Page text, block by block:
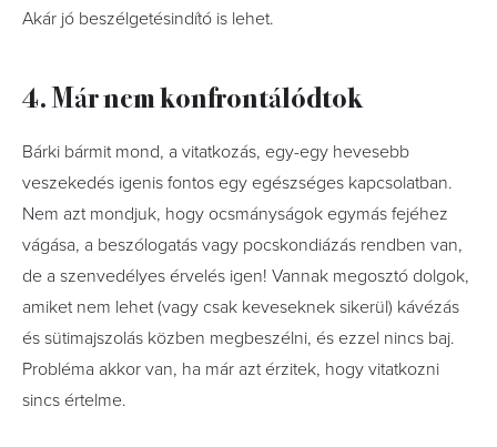
Akár jó beszélgetésindító is lehet.
4. Már nem konfrontálódtok
Bárki bármit mond, a vitatkozás, egy-egy hevesebb
veszekedés igenis fontos egy egészséges kapcsolatban.
Nem azt mondjuk, hogy ocsmányságok egymás fejéhez
vágása, a beszólogatás vagy pocskondiázás rendben van,
de a szenvedélyes érvelés igen! Vannak megosztó dolgok,
amiket nem lehet (vagy csak keveseknek sikerül) kávézás
és sütimajszolás közben megbeszélni, és ezzel nincs baj.
Probléma akkor van, ha már azt érzitek, hogy vitatkozni
sincs értelme.